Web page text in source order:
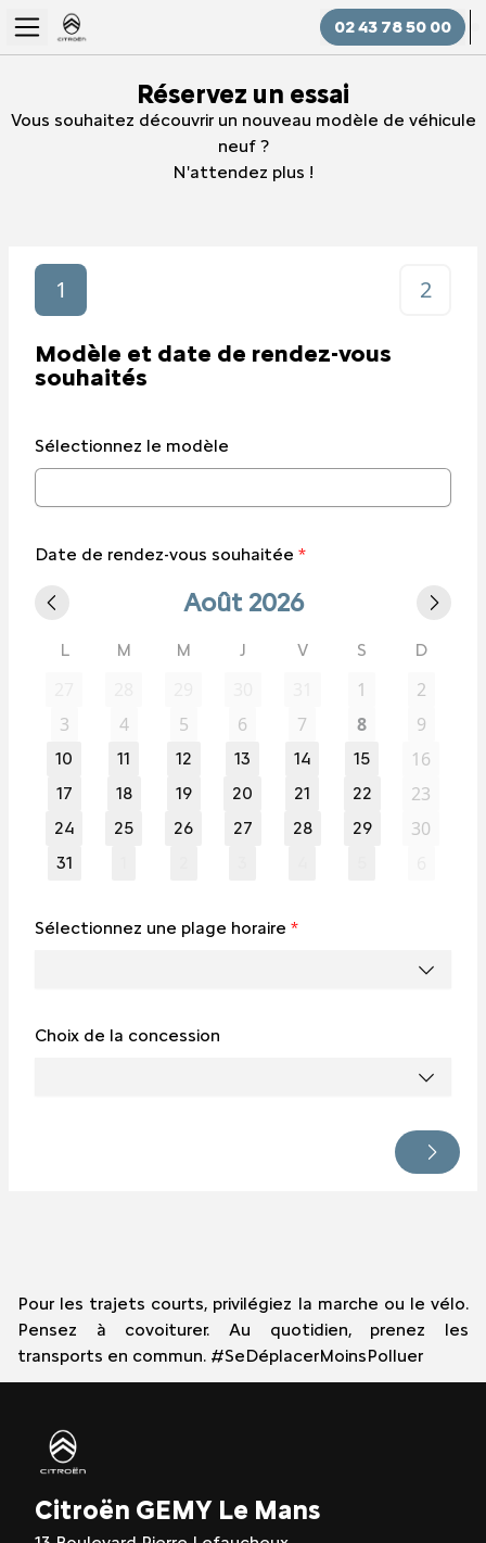
02 43 78 50 00
Réservez un essai
Vous souhaitez découvrir un nouveau modèle de véhicule
neuf ?
N'attendez plus !
1 2
Modèle et date de rendez-vous
souhaités
Sélectionnez le modèle
Date de rendez-vous souhaitée *
Août 2026
L M M J V S D
1
2
3
4 5 6 7 8 9
10 11 12 13 14 15 16
17 18 19 20 21 22 23
24 25 26 27 28 29 30
31
Sélectionnez une plage horaire *
Choix de la concession
Pour les trajets courts, privilégiez la marche ou le vélo.
Pensez à covoiturer. Au quotidien, prenez les
transports en commun. #SeDéplacerMoinsPolluer
Citroën GEMY Le Mans